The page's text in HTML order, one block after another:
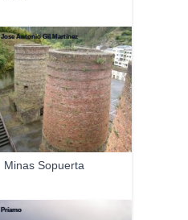
Minas Sopuerta
Jose Antonio Gil Martínez
Príamo